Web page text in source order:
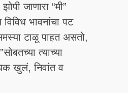
जाणारा “मी”
भावनांचा पट
टाळू पाहत असतो,
त्याच्या
खुलं, निवांत व